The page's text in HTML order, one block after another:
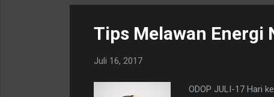
Tips Melawan Energi
Juli 16, 2017
ODOP JULI-17 Hari